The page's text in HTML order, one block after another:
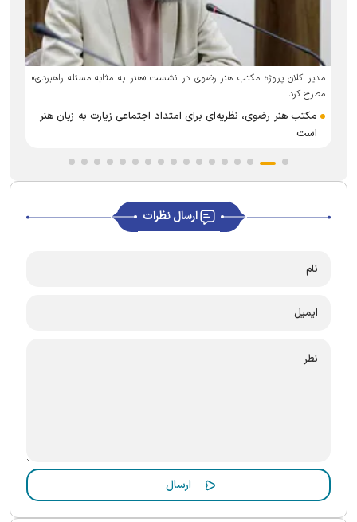
مدیر کلان پروژه مکتب هنر رضوی در نشست «هنر به مثابه مسئله راهبردی»
مطرح کرد
مکتب هنر رضوی، نظریه‌ای برای امتداد اجتماعی زیارت به زبان هنر
است
ارسال نظرات